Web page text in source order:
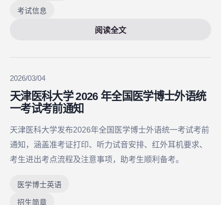
考试信息
阅读全文
2026/03/04
天津医科大学 2026 年全国医学博士外语统
一考试考前通知
天津医科大学发布2026年全国医学博士外语统一考试考前
通知，涵盖准考证打印、听力试音安排、红外耳机要求、
考生进出考点流程及注意事项，助考生顺利备考。
医学博士英语
招生简章